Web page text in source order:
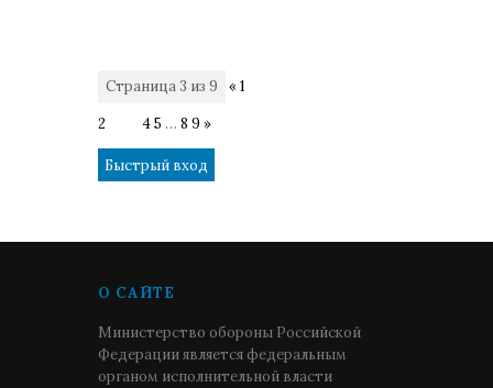
Страница 3 из 9 « 1
2
45 … 8 9 »
О САЙТЕ
Министерство обороны Российской
Федерации является федеральным
органом исполнительной власти